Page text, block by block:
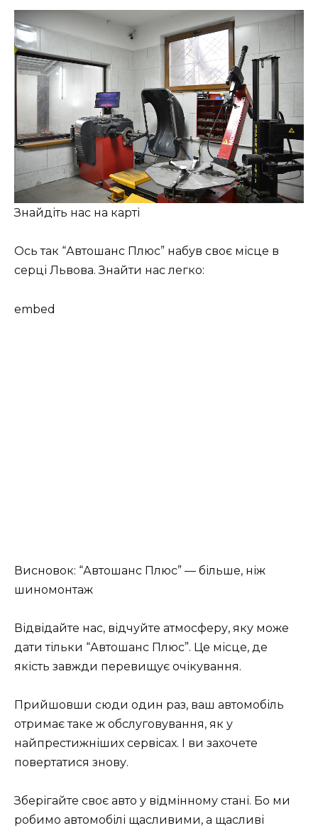
Знайдіть нас на карті
Ось так “Автошанс Плюс” набув своє місце в
серці Львова. Знайти нас легко:
embed
Висновок: “Автошанс Плюс” — більше, ніж
шиномонтаж
Відвідайте нас, відчуйте атмосферу, яку може
дати тільки “Автошанс Плюс”. Це місце, де
якість завжди перевищує очікування.
Прийшовши сюди один раз, ваш автомобіль
отримає таке ж обслуговування, як у
найпрестижніших сервісах. І ви захочете
повертатися знову.
Зберігайте своє авто у відмінному стані. Бо ми
робимо автомобілі щасливими, а щасливі